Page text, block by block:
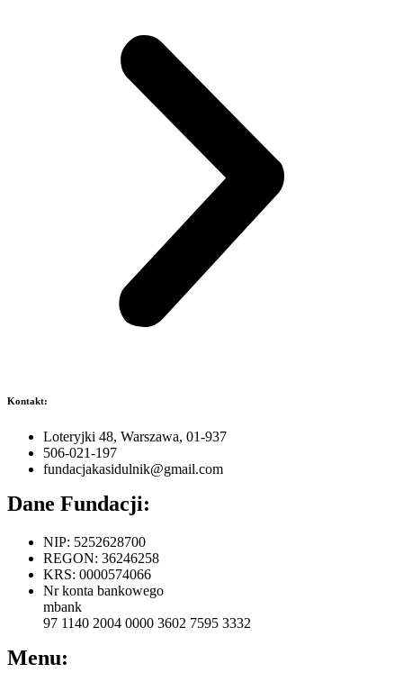
Kontakt:
Loteryjki 48, Warszawa, 01-937
506-021-197
fundacjakasidulnik@gmail.com
Dane Fundacji:
NIP: 5252628700
REGON: 36246258
KRS: 0000574066
Nr konta bankowego
mbank
97 1140 2004 0000 3602 7595 3332
Menu: